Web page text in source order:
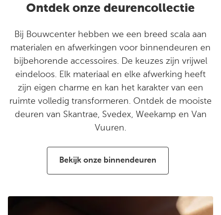
Ontdek onze deurencollectie
Bij Bouwcenter hebben we een breed scala aan
materialen en afwerkingen voor binnendeuren en
bijbehorende accessoires. De keuzes zijn vrijwel
eindeloos. Elk materiaal en elke afwerking heeft
zijn eigen charme en kan het karakter van een
ruimte volledig transformeren. Ontdek de mooiste
deuren van Skantrae, Svedex, Weekamp en Van
Vuuren.
Bekijk onze binnendeuren